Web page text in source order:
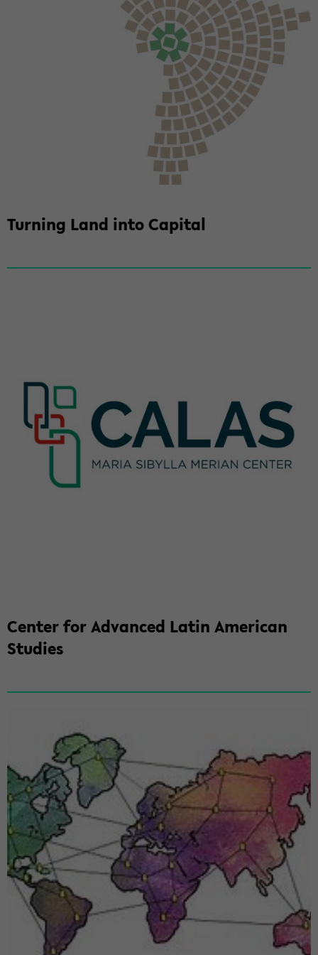
Tur­ning Land into Ca­pi­tal
Cen­ter for Ad­van­ced Latin Ame­ri­can
Stu­dies